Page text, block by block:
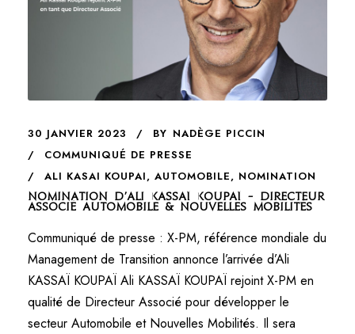
30 JANVIER 2023 BY NADÈGE PICCIN
COMMUNIQUÉ DE PRESSE
ALI KASAI KOUPAI, AUTOMOBILE, NOMINATION
Nomination d’Ali KASSAÏ KOUPAÏ – Directeur
Associé Automobile & Nouvelles Mobilités
Communiqué de presse : X-PM, référence mondiale du
Management de Transition annonce l’arrivée d’Ali
KASSAÏ KOUPAÏ Ali KASSAÏ KOUPAÏ rejoint X-PM en
qualité de Directeur Associé pour développer le
secteur Automobile et Nouvelles Mobilités. Il sera